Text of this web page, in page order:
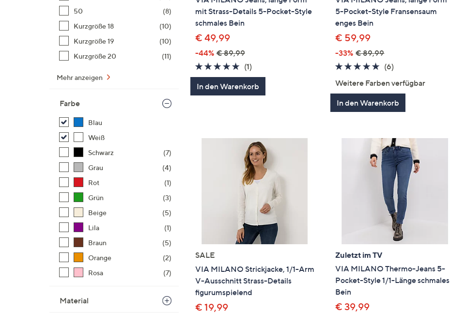
50
(8)
Kurzgröße 18
(10)
Kurzgröße 19
(10)
Kurzgröße 20
(11)
Mehr anzeigen
Farbe
Blau
Weiß
Schwarz
(7)
Grau
(4)
Rot
(1)
Grün
(3)
Beige
(5)
Lila
(1)
Braun
(5)
Orange
(2)
Rosa
(7)
Material
mit Strass-Details 5-Pocket-Style
schmales Bein
€ 49,99
-44% € 89,99
5.0
von
5
(1)1
Bewertungen
In den Warenkorb
5-Pocket-Style Fransensaum
enges Bein
€ 59,99
-33% € 89,99
4.8
5
(6)
Weitere Farben verfügbar
In den Warenkorb
SALE
VIA MILANO Strickjacke, 1/1-Arm
V-Ausschnitt Strass-Details
figurumspielend
€ 19,99
Zuletzt im TV
VIA MILANO Thermo-Jeans 5-
Pocket-Style 1/1-Länge schmales
Bein
€ 39,99